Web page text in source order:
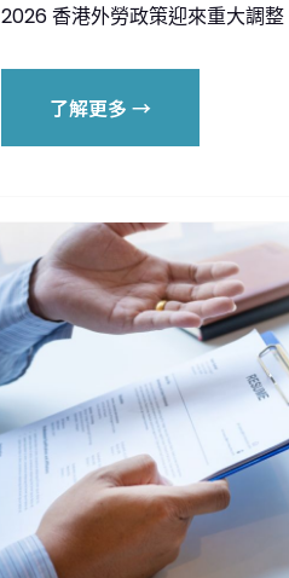
2026 香港外勞政策迎來重大調整
了解更多 →